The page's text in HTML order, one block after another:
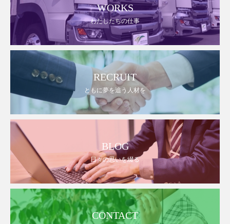
WORKS
わたしたちの仕事
RECRUIT
ともに夢を追う人材を
BLOG
日々の思いを綴る
CONTACT